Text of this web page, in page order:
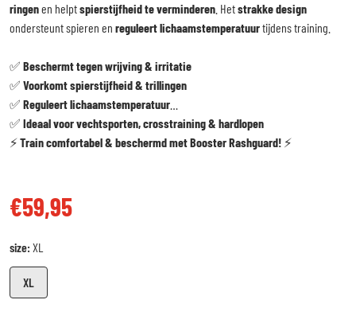
ringenen helptspierstijfheid te verminderen . Hetstrakke design
ondersteunt spieren en reguleert lichaamstemperatuurtijdens training.
✅ Beschermt tegen wrijving & irritatie
✅ Voorkomt spierstijfheid & trillingen
✅ Reguleert lichaamstemperatuur
✅ Ideaal voor vechtsporten, crosstraining & hardlopen
⚡Train comfortabel & beschermd met Booster Rashguard! ⚡
€59,95
size: XL
XL